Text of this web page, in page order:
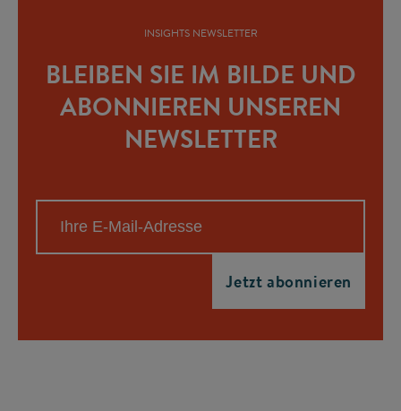
INSIGHTS NEWSLETTER
BLEIBEN SIE IM BILDE UND
ABONNIEREN UNSEREN
NEWSLETTER